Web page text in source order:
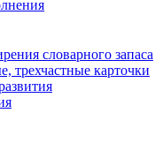
словарного запаса
трехчастные карточки